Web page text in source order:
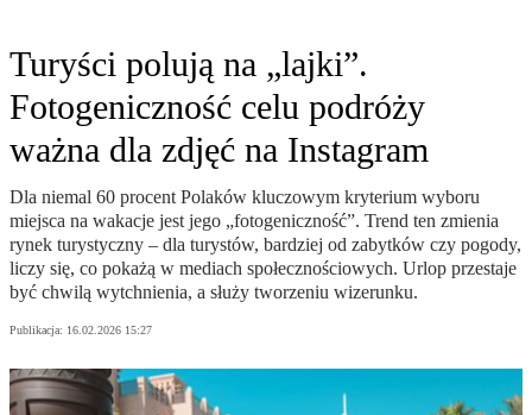
Turyści polują na „lajki”.
Fotogeniczność celu podróży
ważna dla zdjęć na Instagram
Dla niemal 60 procent Polaków kluczowym kryterium wyboru
miejsca na wakacje jest jego „fotogeniczność”. Trend ten zmienia
rynek turystyczny – dla turystów, bardziej od zabytków czy pogody,
liczy się, co pokażą w mediach społecznościowych. Urlop przestaje
być chwilą wytchnienia, a służy tworzeniu wizerunku.
Publikacja: 16.02.2026 15:27